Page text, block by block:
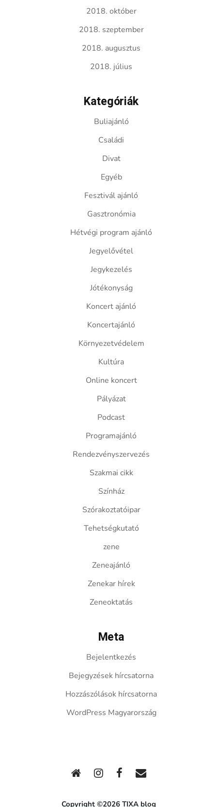
2018. október
2018. szeptember
2018. augusztus
2018. július
Kategóriák
Buliajánló
Családi
Divat
Egyéb
Fesztivál ajánló
Gasztronómia
Hétvégi program ajánló
Jegyelővétel
Jegykezelés
Jótékonyság
Koncert ajánló
Koncertajánló
Környezetvédelem
Kultúra
Online koncert
Pályázat
Podcast
Programajánló
Rendezvényszervezés
Szakmai cikk
Színház
Szórakoztatóipar
Tehetségkutató
zene
Zeneajánló
Zenekar hírek
Zeneoktatás
Meta
Bejelentkezés
Bejegyzések hírcsatorna
Hozzászólások hírcsatorna
WordPress Magyarország
Copyright ©2026 TIXA blog